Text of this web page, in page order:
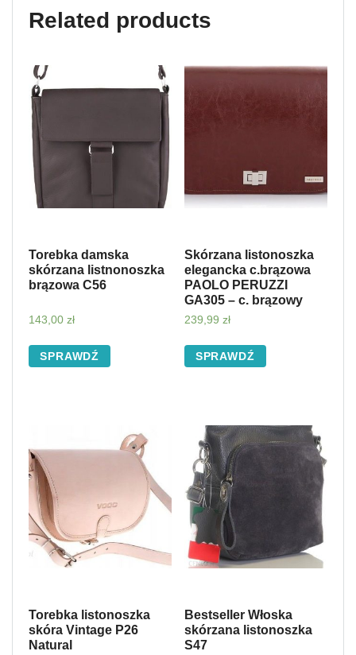
Related products
Torebka damska
skórzana listnonoszka
brązowa C56
143,00 zł
SPRAWDŹ
Skórzana listonoszka
elegancka c.brązowa
PAOLO PERUZZI
GA305 – c. brązowy
239,99 zł
SPRAWDŹ
Torebka listonoszka
skóra Vintage P26
Natural
Bestseller Włoska
skórzana listonoszka
S47